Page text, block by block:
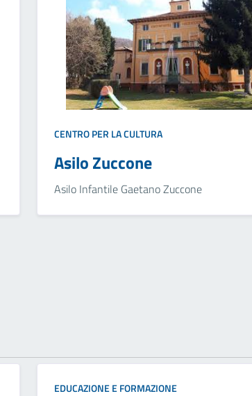
CENTRO PER LA CULTURA
Asilo Zuccone
Asilo Infantile Gaetano Zuccone
EDUCAZIONE E FORMAZIONE